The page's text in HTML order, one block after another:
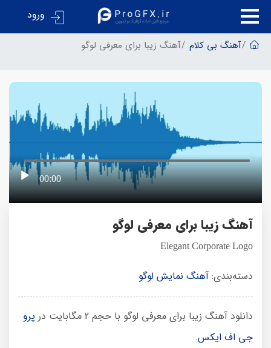
ورود
آهنگ بی کلام آهنگ زیبا برای معرفی لوگو
00:00
آهنگ زیبا برای معرفی لوگو
Elegant Corporate Logo
دسته‌بندی: آهنگ نمایش لوگو
دانلود آهنگ زیبا برای معرفی لوگو با حجم 2 مگابایت در
پرو
جی اف ایکس.